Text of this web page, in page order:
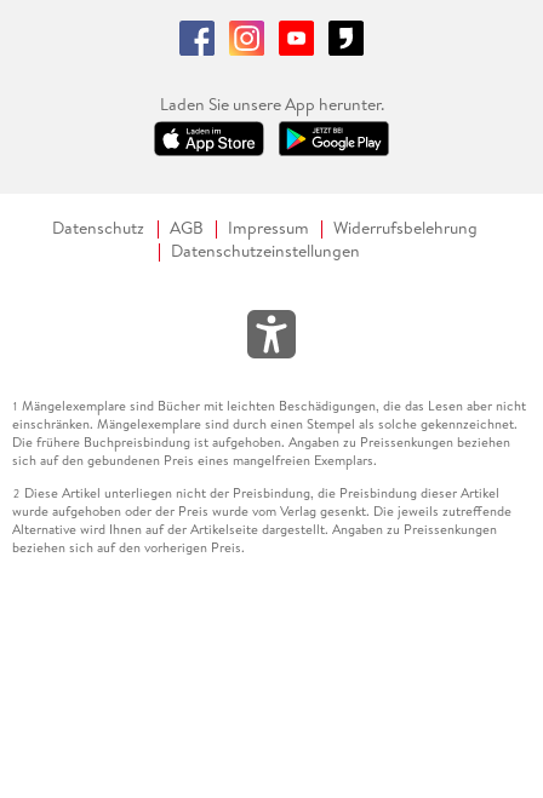
Laden Sie unsere App herunter.
Datenschutz AGB Impressum
Widerrufsbelehrung
Datenschutzeinstellungen
1 Mängelexemplare sind Bücher mit leichten Beschädigungen, die das Lesen aber nicht
einschränken. Mängelexemplare sind durch einen Stempel als solche gekennzeichnet.
Die frühere Buchpreisbindung ist aufgehoben. Angaben zu Preissenkungen beziehen
sich auf den gebundenen Preis eines mangelfreien Exemplars.
2 Diese Artikel unterliegen nicht der Preisbindung, die Preisbindung dieser Artikel
wurde aufgehoben oder der Preis wurde vom Verlag gesenkt. Die jeweils zutreffende
Alternative wird Ihnen auf der Artikelseite dargestellt. Angaben zu Preissenkungen
beziehen sich auf den vorherigen Preis.